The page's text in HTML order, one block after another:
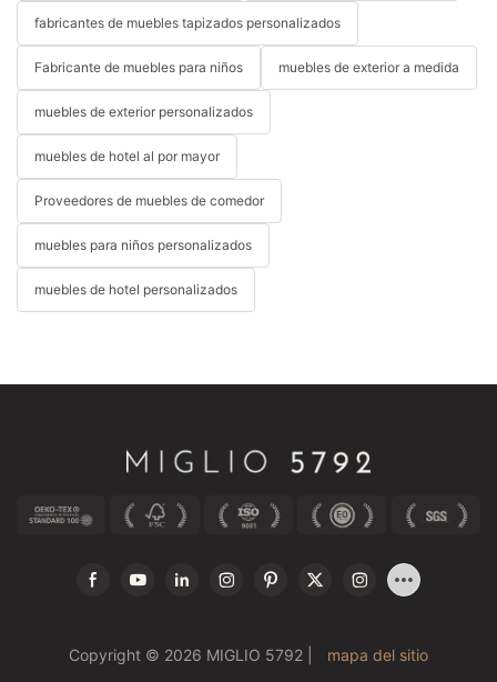
fabricantes de muebles tapizados personalizados
Fabricante de muebles para niños muebles de exterior a medida
muebles de exterior personalizados
muebles de hotel al por mayor
Proveedores de muebles de comedor
muebles para niños personalizados
muebles de hotel personalizados
Copyright © 2026 MIGLIO 5792 | mapa del sitio